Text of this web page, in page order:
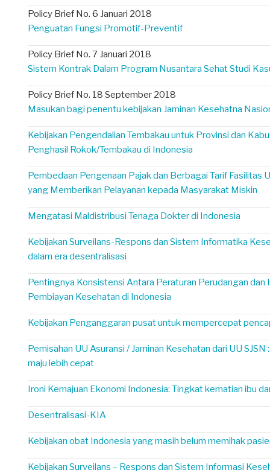
Policy Brief No. 6 Januari 2018
Penguatan Fungsi Promotif-Preventif
Policy Brief No. 7 Januari 2018
Sistem Kontrak Dalam Program Nusantara Sehat Studi
Policy Brief No. 18 September 2018
Masukan bagi penentu kebijakan Jaminan Kesehatna
Kebijakan Pengendalian Tembakau untuk Provinsi dan
Penghasil Rokok/Tembakau di Indonesia
Pembedaan Pengenaan Pajak dan Berbagai Tarif Fasilitas
yang Memberikan Pelayanan kepada Masyarakat Miskin
Mengatasi Maldistribusi Tenaga Dokter di Indonesia
Kebijakan Surveilans-Respons dan Sistem Informatika
dalam era desentralisasi
Pentingnya Konsistensi Antara Peraturan Perudangan
Pembiayan Kesehatan di Indonesia
Kebijakan Penganggaran pusat untuk mempercepat
Pemisahan UU Asuransi / Jaminan Kesehatan dari UU
maju lebih cepat
Ironi Kemajuan Ekonomi Indonesia: Tingkat kematian ibu
Desentralisasi-KIA
Kebijakan obat Indonesia yang masih belum memihak
Kebijakan Surveilans – Respons dan Sistem Informasi